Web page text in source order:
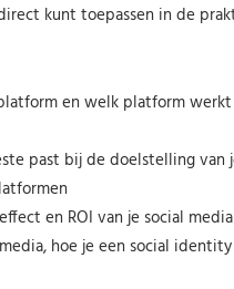
kunt toepassen in de
en welk platform
past bij de doelstelling van
en ROI van je social
hoe je een social